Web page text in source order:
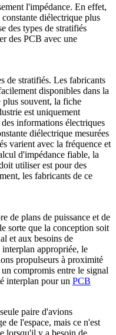
l'impédance. En effet,
diélectrique plus
des types de stratifiés
des PCB avec une
de stratifiés. Les fabricants
disponibles dans la
souvent, la fiche
est uniquement
informations électriques
diélectrique mesurées
varient avec la fréquence et
d'impédance fiable, la
utiliser est pour des
les fabricants de ce
de plans de puissance et de
sorte que la conception soit
et aux besoins de
appropriée, le
propulseurs à proximité
compromis entre le signal
interplan pour un PCB
paire d'avions
de l'espace, mais ce n'est
lorsqu'il y a besoin de